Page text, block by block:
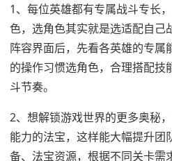
1、每位英雄都有专属战斗专长
色，选角色其实就是选适配自己
阵容界面后，先看各英雄的专属
的操作习惯选角色，合理搭配技
斗节奏。
2、想解锁游戏世界的更多奥秘
能力的法宝，这样能大幅提升团
备、法宝资源，根据不同关卡需